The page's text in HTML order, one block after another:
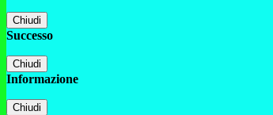
Chiudi
Successo
Chiudi
Informazione
Chiudi